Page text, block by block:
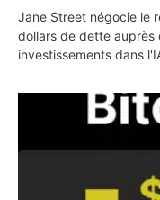
Jane Street négocie le
dollars de dette auprès
investissements dans
Bitcoin stagne à